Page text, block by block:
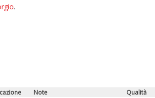
.
Note Qualità